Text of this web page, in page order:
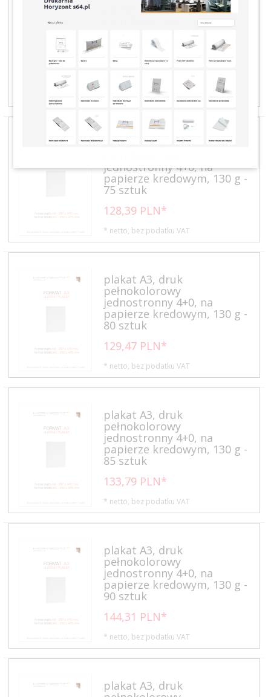
plakat A3, druk
jednostronny 4+0, na
papierze kredowym 130 g -
70 sztuk
123,37 PLN*
* netto, bez podatku VAT
plakat A3, druk
jednostronny 4+0, na
papierze kredowym, 130 g -
75 sztuk
128,39 PLN*
* netto, bez podatku VAT
plakat A3, druk
pełnokolorowy
jednostronny 4+0, na
papierze kredowym, 130 g -
80 sztuk
129,47 PLN*
* netto, bez podatku VAT
plakat A3, druk
pełnokolorowy
jednostronny 4+0, na
papierze kredowym, 130 g -
85 sztuk
133,79 PLN*
* netto, bez podatku VAT
plakat A3, druk
pełnokolorowy
jednostronny 4+0, na
papierze kredowym, 130 g -
90 sztuk
144,31 PLN*
* netto, bez podatku VAT
plakat A3, druk